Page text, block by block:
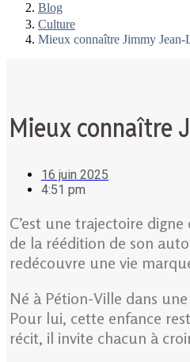
Blog
Culture
Mieux connaître Jimmy Jean-
Mieux connaître
16 juin 2025
4:51 pm
C’est une trajectoire
de la réédition de son
redécouvre une vie
Né à Pétion-Ville dans
Pour lui, cette enfance
récit, il invite chacun à